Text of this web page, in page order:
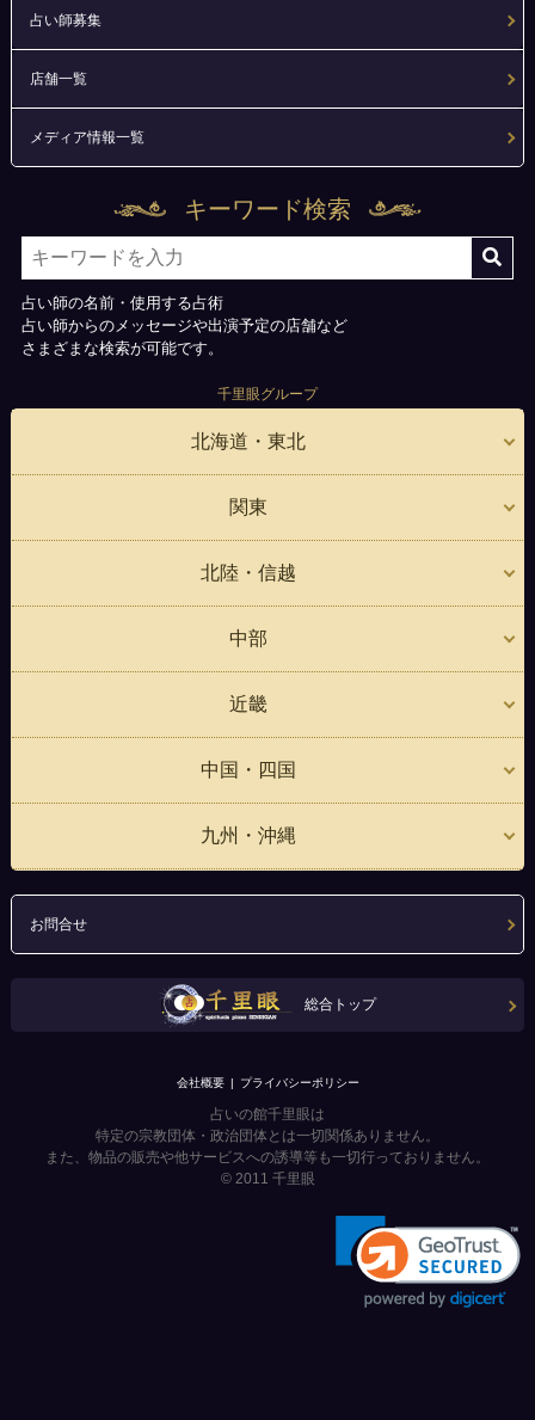
占い師募集
店舗一覧
メディア情報一覧
キーワード検索
占い師の名前・使用する占術
占い師からのメッセージや出演予定の店舗など
さまざまな検索が可能です。
千里眼グループ
北海道・東北
関東
北陸・信越
中部
近畿
中国・四国
九州・沖縄
お問合せ
総合トップ
会社概要 プライバシーポリシー
占いの館千里眼は
特定の宗教団体・政治団体とは一切関係ありません。
また、物品の販売や他サービスへの誘導等も一切行っておりません。
© 2011 千里眼